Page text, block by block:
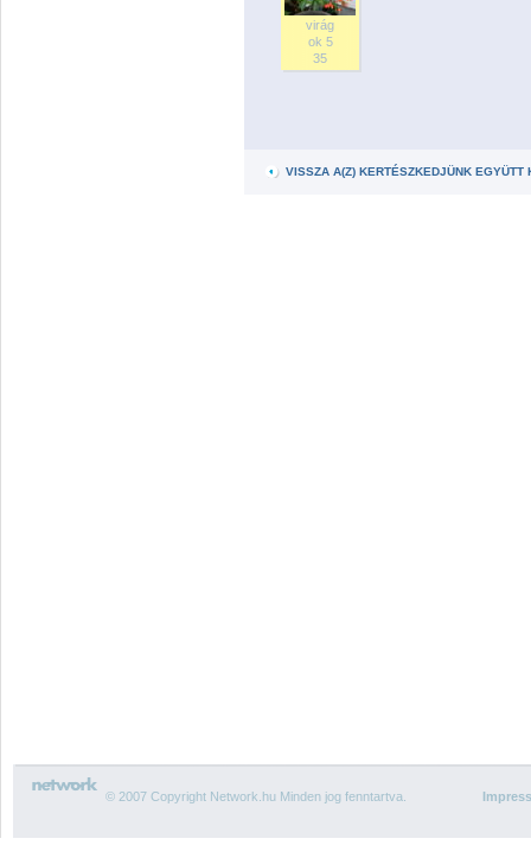
virág
ok 5
35
VISSZA A(Z) KERTÉSZKEDJÜNK
© 2007 Copyright Network.hu Minden jog fenntartva.